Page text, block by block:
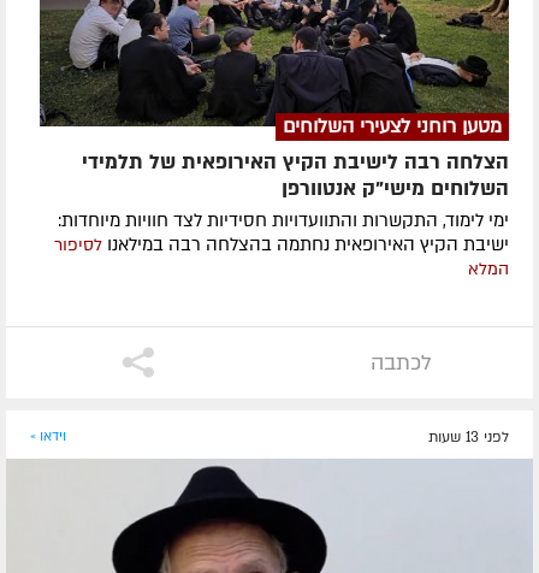
מטען רוחני לצעירי השלוחים
הצלחה רבה לישיבת הקיץ האירופאית של תלמידי
השלוחים מישי"ק אנטוורפן
ימי לימוד, התקשרות והתוועדויות חסידיות לצד חוויות מיוחדות:
ישיבת הקיץ האירופאית נחתמה בהצלחה רבה במילאנו לסיפור
המלא
לכתבה
לפני 13 שעות וידאו »